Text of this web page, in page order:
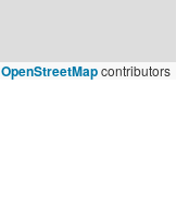
OpenStreetMapcontributors